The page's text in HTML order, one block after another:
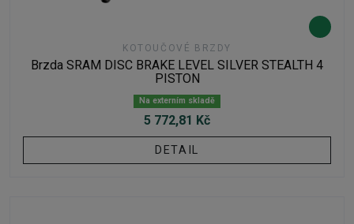
KOTOUČOVÉ BRZDY
Brzda SRAM DISC BRAKE LEVEL SILVER STEALTH 4
PISTON
Na externím skladě
5 772,81 Kč
DETAIL